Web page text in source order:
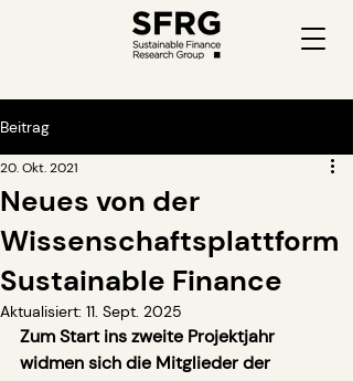
Beitrag
Neues von der
Wissenschaftsplattform
Sustainable Finance
20. Okt. 2021
Aktualisiert: 11. Sept. 2025
Zum Start ins zweite Projektjahr
widmen sich die Mitglieder der